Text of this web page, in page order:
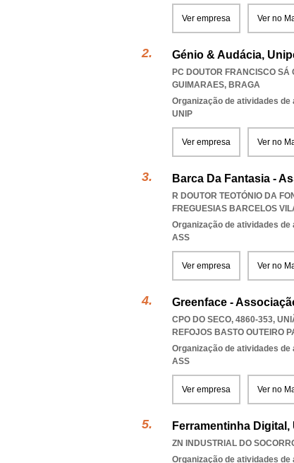
Ver empresa Ver no
Génio & Audácia,
PC DOUTOR FRANCISCO
GUIMARAES, BRAGA
Organização de atividades
UNIP
Ver empresa Ver no
Barca Da Fantasia -
R DOUTOR TEOTÓNIO DA
FREGUESIAS BARCELOS
Organização de atividades
ASS
Ver empresa Ver no
Greenface -
CPO DO SECO, 4860-353,
REFOJOS BASTO OUTEIRO
Organização de atividades
ASS
Ver empresa Ver no
Ferramentinha
ZN INDUSTRIAL DO
Organização de atividades